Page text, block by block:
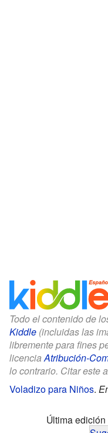
Todo el contenido de
Kiddle (incluidas las
libremente para fines
licenciaAtribución-
lo contrario. Citar este
Voladizo para Niños.
Última